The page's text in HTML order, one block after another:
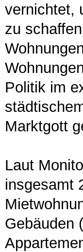
vernichtet,
zu
Politik im
Marktgott
Laut
insgesamt
Gebäuden